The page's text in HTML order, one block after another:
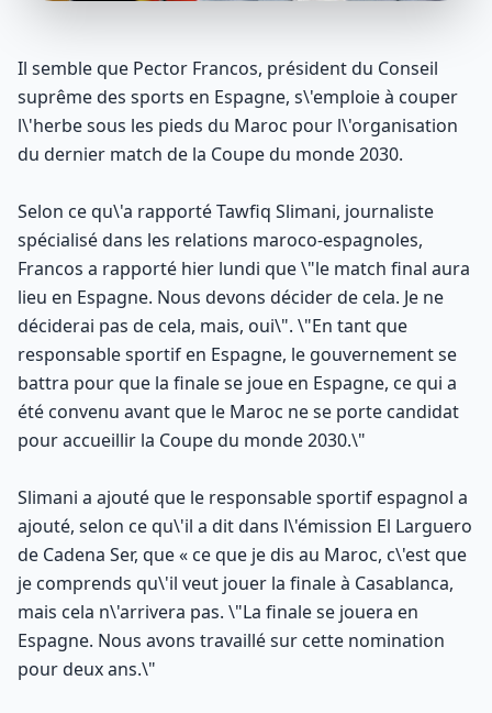
Il semble que Pector Francos, président du Conseil
suprême des sports en Espagne, s\'emploie à couper
l\'herbe sous les pieds du Maroc pour l\'organisation
du dernier match de la Coupe du monde 2030.
Selon ce qu\'a rapporté Tawfiq Slimani, journaliste
spécialisé dans les relations maroco-espagnoles,
Francos a rapporté hier lundi que \"le match final aura
lieu en Espagne. Nous devons décider de cela. Je ne
déciderai pas de cela, mais, oui\". \"En tant que
responsable sportif en Espagne, le gouvernement se
battra pour que la finale se joue en Espagne, ce qui a
été convenu avant que le Maroc ne se porte candidat
pour accueillir la Coupe du monde 2030.\"
Slimani a ajouté que le responsable sportif espagnol a
ajouté, selon ce qu\'il a dit dans l\'émission El Larguero
de Cadena Ser, que « ce que je dis au Maroc, c\'est que
je comprends qu\'il veut jouer la finale à Casablanca,
mais cela n\'arrivera pas. \"La finale se jouera en
Espagne. Nous avons travaillé sur cette nomination
pour deux ans.\"